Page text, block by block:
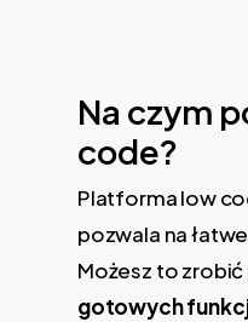
Na czym
code?
Platforma low
pozwala na
Możesz to
gotowych